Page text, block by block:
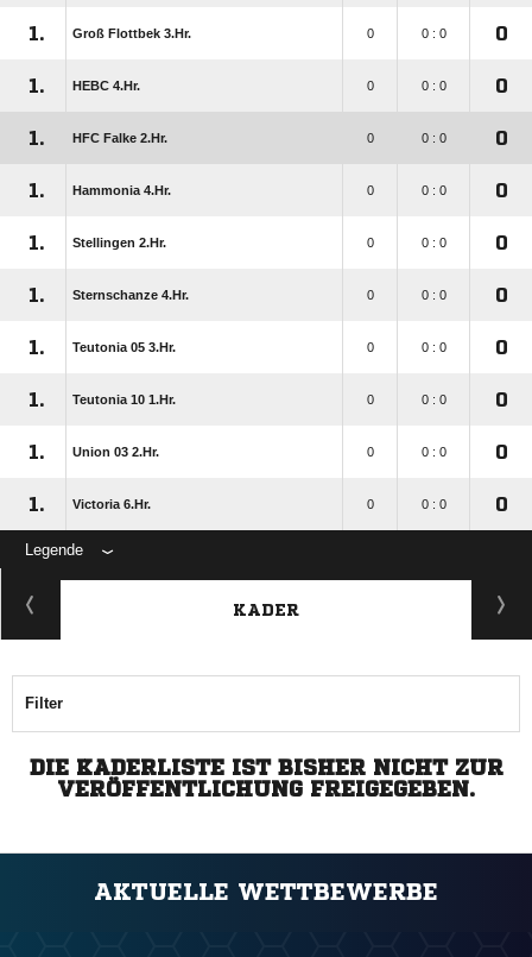
1. Groß Flottbek 3.Hr. 0 0 : 0 0
1. HEBC 4.Hr. 0 0 : 0 0
1. HFC Falke 2.Hr. 0 0 : 0 0
1. Hammonia 4.Hr. 0 0 : 0 0
1. Stellingen 2.Hr. 0 0 : 0 0
1. Sternschanze 4.Hr. 0 0 : 0 0
1. Teutonia 05 3.Hr. 0 0 : 0 0
1. Teutonia 10 1.Hr. 0 0 : 0 0
1. Union 03 2.Hr. 0 0 : 0 0
1. Victoria 6.Hr. 0 0 : 0 0
Legende
KADER
Filter
DIE KADERLISTE IST BISHER NICHT ZUR
VERÖFFENTLICHUNG FREIGEGEBEN.
AKTUELLE WETTBEWERBE